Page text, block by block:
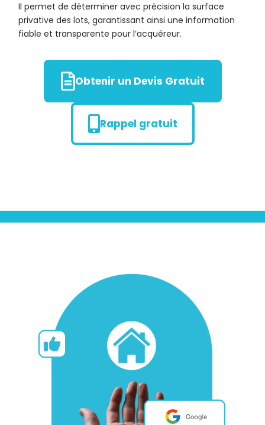
Il permet de déterminer avec précision la surface
privative des lots, garantissant ainsi une information
fiable et transparente pour l’acquéreur.
Obtenir un Devis Gratuit
Rappel gratuit